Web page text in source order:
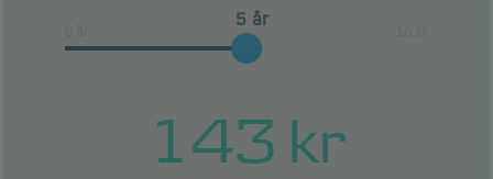
hela eller delar av din investering.
år
143 kr